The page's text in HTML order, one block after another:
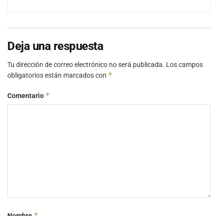
Deja una respuesta
Tu dirección de correo electrónico no será publicada. Los campos
obligatorios están marcados con *
Comentario *